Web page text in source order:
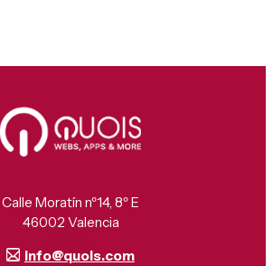
Calle Moratín nº14, 8º E
46002 Valencia
info@quois.com